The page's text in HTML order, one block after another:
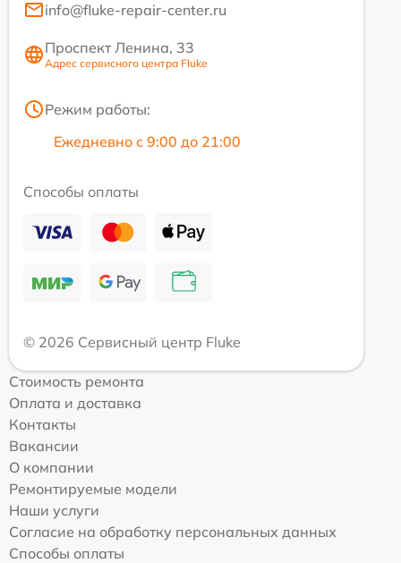
info@fluke-repair-center.ru
Проспект Ленина, 33
Адрес сервисного центра Fluke
Режим работы:
Ежедневно с 9:00 до 21:00
Способы оплаты
© 2026 Сервисный центр Fluke
Стоимость ремонта
Оплата и доставка
Контакты
Вакансии
О компании
Ремонтируемые модели
Наши услуги
Согласие на обработку персональных данных
Способы оплаты